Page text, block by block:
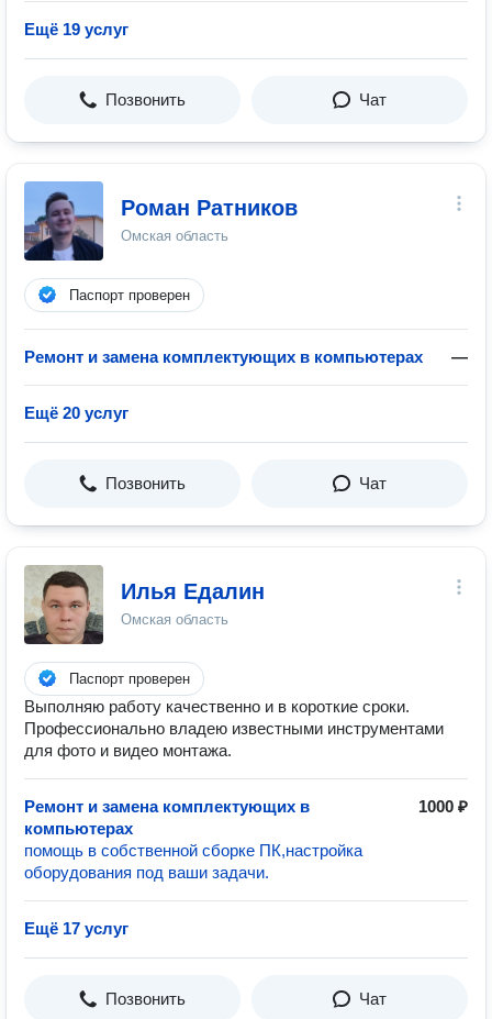
Ещё 19 услуг
Позвонить Чат
Роман Ратников
Омская область
Паспорт проверен
Ремонт и замена комплектующих в компьютерах —
Ещё 20 услуг
Позвонить Чат
Илья Едалин
Омская область
Паспорт проверен
Выполняю работу качественно и в короткие сроки.
Профессионально владею известными инструментами
для фото и видео монтажа.
Ремонт и замена комплектующих в
компьютерах
1000 ₽
помощь в собственной сборке ПК,настройка
оборудования под ваши задачи.
Ещё 17 услуг
Позвонить Чат